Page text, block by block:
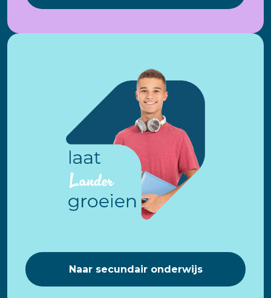
Naar secundair onderwijs